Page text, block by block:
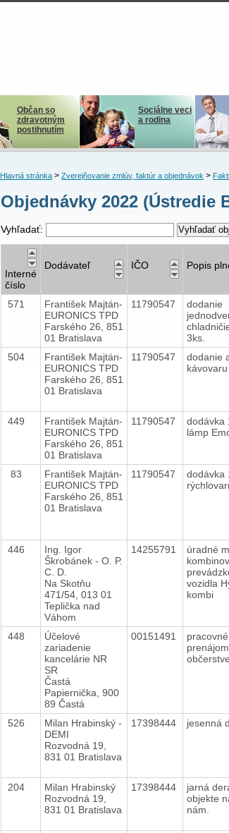
Občan so
zdravotným
postihnutím
Sociálne veci
a rodina
Hlavná stránka> Zverejňovanie zmlúv, faktúr a objednávok>
Objednávky 2022 (Ústredie
Vyhľadať:
Interné
číslo
Dodávateľ IČO Popis
571
František Majtán-
EURONICS TPD
Farského 26, 851
01 Bratislava
11790547
dodanie
3ks.
504
František Majtán-
EURONICS TPD
Farského 26, 851
01 Bratislava
11790547
dodanie
449
František Majtán-
EURONICS TPD
Farského 26, 851
01 Bratislava
11790547
dodávka
lámp
83
František Majtán-
EURONICS TPD
Farského 26, 851
01 Bratislava
11790547
dodávka
446
Ing. Igor
Škrobánek - O. P.
C. D.
Na Skotňu
471/54, 013 01
Teplička nad
Váhom
14255791
úradné
vozidla
kombi
448
Účelové
zariadenie
kancelárie NR
SR
Častá
Papiernička, 900
89 Častá
00151491
526
Milan Hrabinský -
DEMI
Rozvodná 19,
831 01 Bratislava
17398444 jesenná
204
Milan Hrabinský
Rozvodná 19,
831 01 Bratislava
17398444
jarná
objekte
nám.